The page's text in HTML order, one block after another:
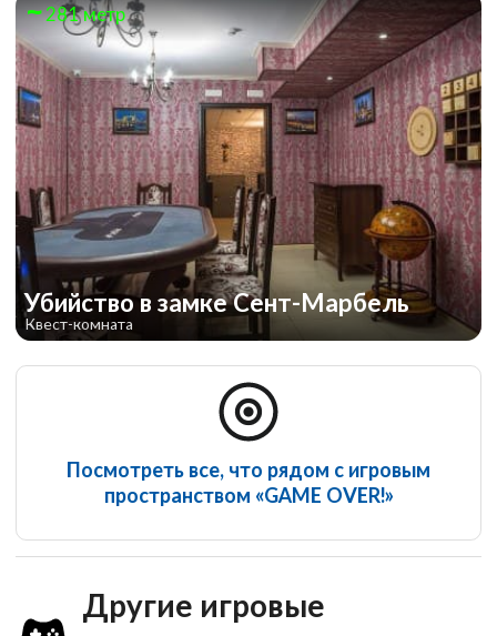
281 метр
Убийство в замке Сент-Марбель
Квест-комната
Посмотреть все, что рядом с игровым
пространством «GAME OVER!»
Другие игровые